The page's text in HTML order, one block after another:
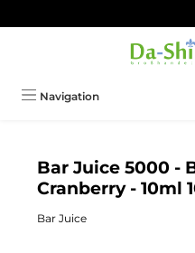
Navigation
Bar Juice 5000 -
Cranberry - 10ml
Bar Juice